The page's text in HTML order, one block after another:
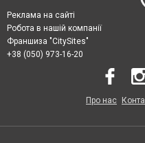
Реклама на сайті
Робота в нашій компанії
Франшиза "CitySites"
+38 (050) 973-16-20
Про нас